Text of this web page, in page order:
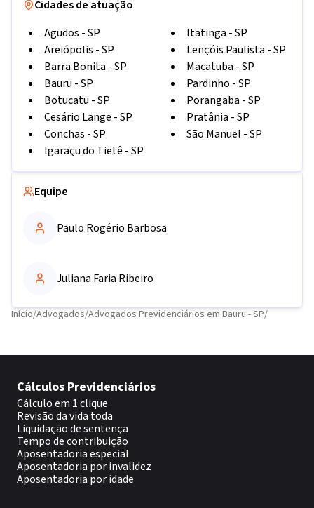
Cidades de atuação
Agudos -SP
Areiópolis -SP
Barra Bonita -SP
Bauru -SP
Botucatu -SP
Cesário Lange -SP
Conchas -SP
Igaraçu do Tietê -SP
Itatinga -SP
Lençóis Paulista -SP
Macatuba -SP
Pardinho -SP
Porangaba -SP
Pratânia -SP
São Manuel -SP
Equipe
Paulo Rogério Barbosa
Juliana Faria Ribeiro
Início/Advogados/Advogados Previdenciários em Bauru - SP/
Cálculos Previdenciários
Cálculo em 1 clique
Revisão da vida toda
Liquidação de sentença
Tempo de contribuição
Aposentadoria especial
Aposentadoria por invalidez
Aposentadoria por idade